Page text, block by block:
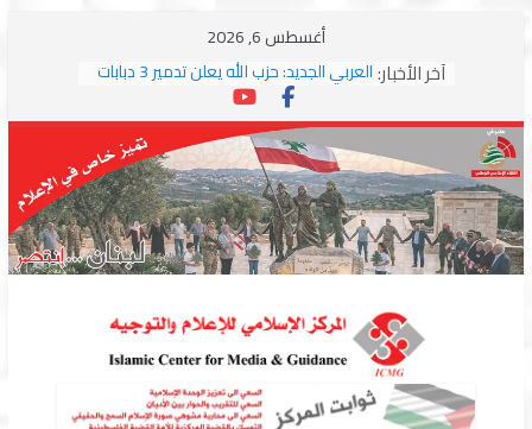
أغسطس 6, 2026
آخر الأخبار: العربي الجديد: حزب الله يعلن تدمير 3 دبابات
وسط اشتباكات مع جيش الاحتلال
ترامب: مذكرة التفاهم تمثل “استسلاما غير
مشروط” من جانب إيران
الجمهورية: إسرائيل إلى واشنطن بخريطة
احتلال جديدة ولبنان أمام اختبار التفاوض
بزشكيان وترامب يوقعان اتفاق إسلام آباد
تمهيداً لاستئناف المفاوضات
استهداف دراجة نارية على طريق العباسية